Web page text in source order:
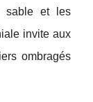
sable et les
invite aux
ombragés